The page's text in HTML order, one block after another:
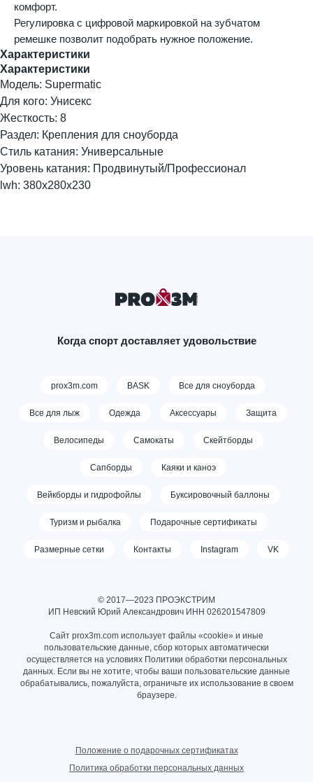
комфорт.
Регулировка с цифровой маркировкой на зубчатом
ремешке позволит подобрать нужное положение.
Характеристики
Характеристики
Модель: Supermatic
Для кого: Унисекс
Жесткость: 8
Раздел: Крепления для сноуборда
Стиль катания: Универсальные
Уровень катания: Продвинутый/Профессионал
lwh: 380x280x230
Когда спорт доставляет удовольствие
prox3m.com BASK Все для сноуборда
Все для лыж Одежда Аксессуары Защита
Велосипеды Самокаты Скейтборды
Сапборды Каяки и каноэ
Вейкборды и гидрофойлы Буксировочный баллоны
Туризм и рыбалка Подарочные сертификаты
Размерные сетки Контакты Instagram VK
© 2017—2023 ПРОЭКСТРИМ
ИП Невский Юрий Александрович ИНН 026201547809
Сайт prox3m.com использует файлы «cookie» и иные
пользовательские данные, сбор которых автоматически
осуществляется на условиях Политики обработки персональных
данных. Если вы не хотите, чтобы ваши пользовательские данные
обрабатывались, пожалуйста, ограничьте их использование в своем
браузере.
Положение о подарочных сертификатах
Политика обработки персональных данных